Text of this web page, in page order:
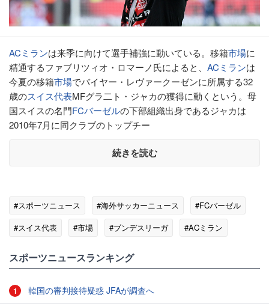
ACミランは来季に向けて選手補強に動いている。移籍市場に
精通するファブリツィオ・ロマーノ氏によると、 ACミランは
今夏の移籍市場でバイヤー・レヴァークーゼンに所属する32
歳のスイス代表MFグラ二ト・ジャカの獲得に動くという。母
国スイスの名門FCバーゼルの下部組織出身であるジャカは
2010年7月に同クラブのトップチー
続きを読む
#スポーツニュース #海外サッカーニュース
#FCバーゼル
#スイス代表
#市場 #ブンデスリーガ
#ACミラン
スポーツニュースランキング
1 韓国の審判接待疑惑 JFAが調査へ